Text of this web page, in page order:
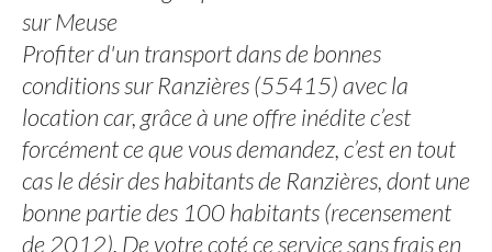
sur Meuse
Profiter d'un transport dans de bonnes
conditions sur Ranzières (55415) avec la
location car, grâce à une offre inédite c’est
forcément ce que vous demandez, c’est en tout
cas le désir des habitants de Ranzières, dont une
bonne partie des 100 habitants (recensement
de 2012). De votre coté ce service sans frais en